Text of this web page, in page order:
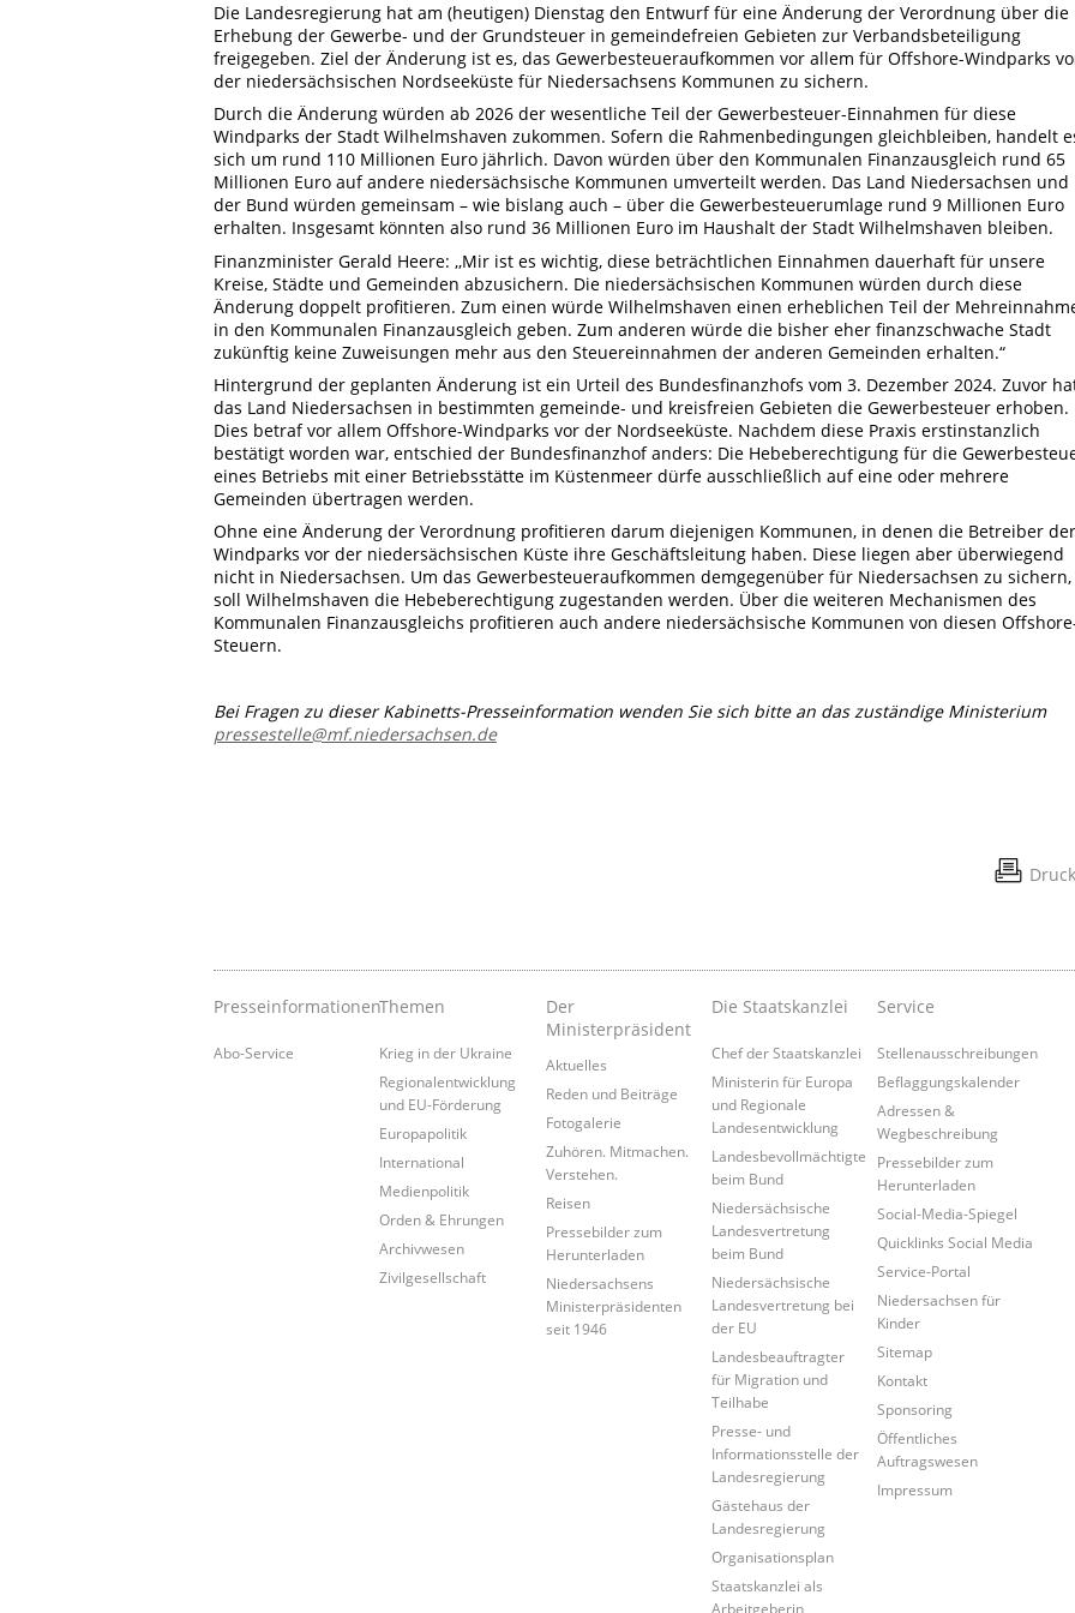
Die Landesregierung hat am (heutigen) Dienstag den Entwurf für eine Änderung der Verordnung über die
Erhebung der Gewerbe- und der Grundsteuer in gemeindefreien Gebieten zur Verbandsbeteiligung
freigegeben. Ziel der Änderung ist es, das Gewerbesteueraufkommen vor allem für Offshore-Windparks
der niedersächsischen Nordseeküste für Niedersachsens Kommunen zu sichern.
Durch die Änderung würden ab 2026 der wesentliche Teil der Gewerbesteuer-Einnahmen für diese
Windparks der Stadt Wilhelmshaven zukommen. Sofern die Rahmenbedingungen gleichbleiben, handelt
sich um rund 110 Millionen Euro jährlich. Davon würden über den Kommunalen Finanzausgleich rund 65
Millionen Euro auf andere niedersächsische Kommunen umverteilt werden. Das Land Niedersachsen und
der Bund würden gemeinsam – wie bislang auch – über die Gewerbesteuerumlage rund 9 Millionen Euro
erhalten. Insgesamt könnten also rund 36 Millionen Euro im Haushalt der Stadt Wilhelmshaven bleiben.
Finanzminister Gerald Heere: ,,Mir ist es wichtig, diese beträchtlichen Einnahmen dauerhaft für unsere
Kreise, Städte und Gemeinden abzusichern. Die niedersächsischen Kommunen würden durch diese
Änderung doppelt profitieren. Zum einen würde Wilhelmshaven einen erheblichen Teil der
in den Kommunalen Finanzausgleich geben. Zum anderen würde die bisher eher finanzschwache Stadt
zukünftig keine Zuweisungen mehr aus den Steuereinnahmen der anderen Gemeinden erhalten.“
Hintergrund der geplanten Änderung ist ein Urteil des Bundesfinanzhofs vom 3. Dezember 2024. Zuvor
das Land Niedersachsen in bestimmten gemeinde- und kreisfreien Gebieten die Gewerbesteuer erhoben.
Dies betraf vor allem Offshore-Windparks vor der Nordseeküste. Nachdem diese Praxis erstinstanzlich
bestätigt worden war, entschied der Bundesfinanzhof anders: Die Hebeberechtigung für die
eines Betriebs mit einer Betriebsstätte im Küstenmeer dürfe ausschließlich auf eine oder mehrere
Gemeinden übertragen werden.
Ohne eine Änderung der Verordnung profitieren darum diejenigen Kommunen, in denen die Betreiber der
Windparks vor der niedersächsischen Küste ihre Geschäftsleitung haben. Diese liegen aber überwiegend
nicht in Niedersachsen. Um das Gewerbesteueraufkommen demgegenüber für Niedersachsen zu sichern,
soll Wilhelmshaven die Hebeberechtigung zugestanden werden. Über die weiteren Mechanismen des
Kommunalen Finanzausgleichs profitieren auch andere niedersächsische Kommunen von diesen
Steuern.
Bei Fragen zu dieser Kabinetts-Presseinformation wenden Sie sich bitte an das zuständige Ministerium
pressestelle@mf.niedersachsen.de
Presseinformationen
Abo-Service
Themen
Krieg in der Ukraine
Regionalentwicklung
und EU-Förderung
Europapolitik
International
Medienpolitik
Orden & Ehrungen
Archivwesen
Zivilgesellschaft
Der
Ministerpräsident
Aktuelles
Reden und Beiträge
Fotogalerie
Zuhören. Mitmachen.
Verstehen.
Reisen
Pressebilder zum
Herunterladen
Niedersachsens
Ministerpräsidenten
seit 1946
Die Staatskanzlei
Chef der Staatskanzlei
Ministerin für Europa
und Regionale
Landesentwicklung
Landesbevollmächtigte
beim Bund
Niedersächsische
Landesvertretung
beim Bund
Niedersächsische
Landesvertretung bei
der EU
Landesbeauftragter
für Migration und
Teilhabe
Presse- und
Informationsstelle der
Landesregierung
Gästehaus der
Landesregierung
Organisationsplan
Staatskanzlei als
Arbeitgeberin
Service
Stellenausschreibungen
Beflaggungskalender
Adressen &
Wegbeschreibung
Pressebilder zum
Herunterladen
Social-Media-Spiegel
Quicklinks Social Media
Service-Portal
Niedersachsen für
Kinder
Sitemap
Kontakt
Sponsoring
Öffentliches
Auftragswesen
Impressum